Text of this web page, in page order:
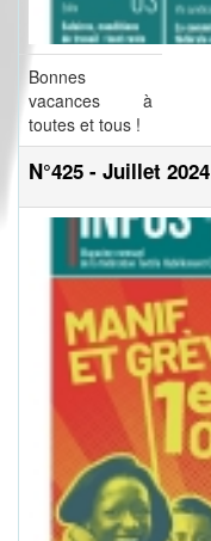
Bonnes
vacances à
toutes et tous !
N°425 - Juillet 2024